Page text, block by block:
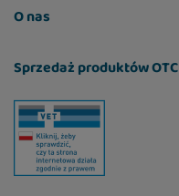
O nas
Sprzedaż produktów OTC